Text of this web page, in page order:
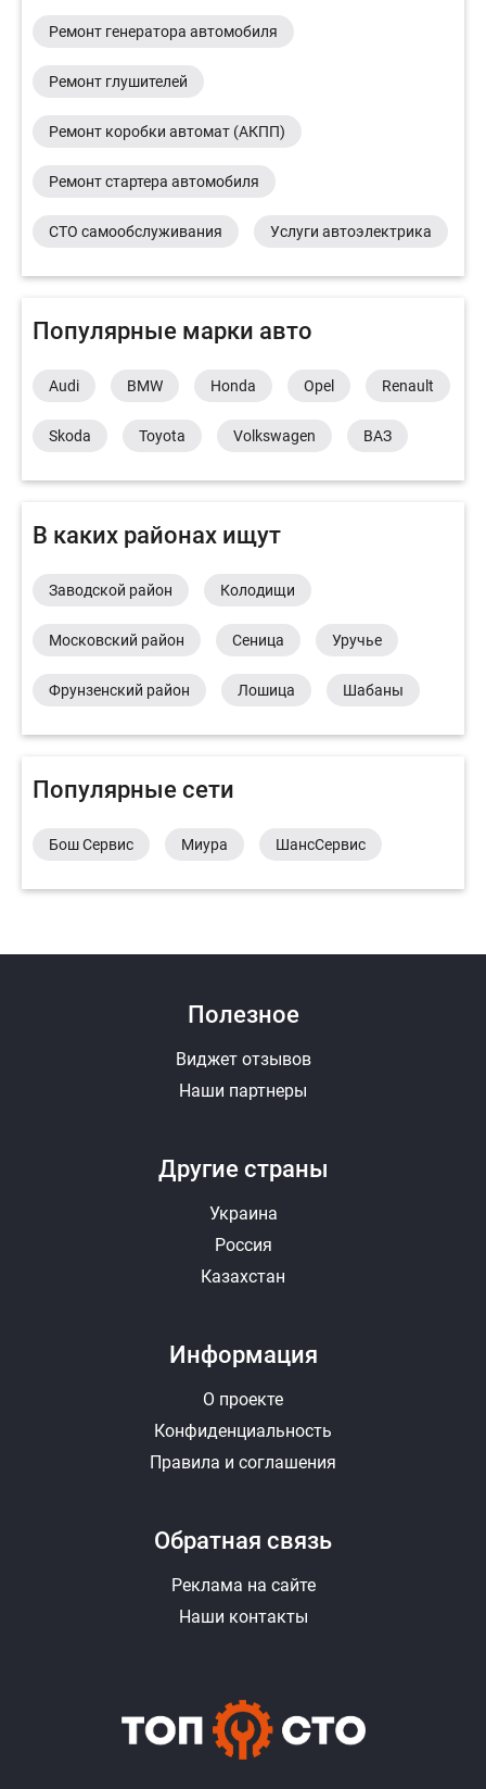
Ремонт генератора автомобиля
Ремонт глушителей
Ремонт коробки автомат (АКПП)
Ремонт стартера автомобиля
СТО самообслуживания Услуги автоэлектрика
Популярные марки авто
Audi BMW Honda Opel Renault
Skoda Toyota Volkswagen ВАЗ
В каких районах ищут
Заводской район Колодищи
Московский район Сеница Уручье
Фрунзенский район Лошица Шабаны
Популярные сети
Бош Сервис Миура ШансСервис
Другие страны
Украина
Россия
Казахстан
Полезное
Виджет отзывов
Наши партнеры
Информация
О проекте
Конфиденциальность
Правила и соглашения
Обратная связь
Реклама на сайте
Наши контакты